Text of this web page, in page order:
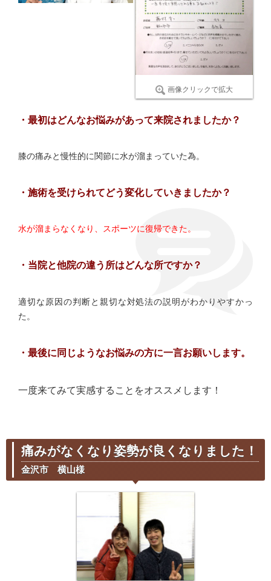
画像クリックで拡大
・最初はどんなお悩みがあって来院されましたか？
膝の痛みと慢性的に関節に水が溜まっていた為。
・施術を受けられてどう変化していきましたか？
水が溜まらなくなり、スポーツに復帰できた。
・当院と他院の違う所はどんな所ですか？
適切な原因の判断と親切な対処法の説明がわかりやすかっ
た。
・最後に同じようなお悩みの方に一言お願いします。
一度来てみて実感することをオススメします！
痛みがなくなり姿勢が良くなりました！
金沢市 横山様